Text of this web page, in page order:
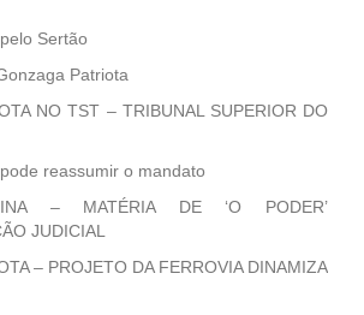
Sertão
Patriota
NO TST – TRIBUNAL SUPERIOR DO
reassumir o mandato
– MATÉRIA DE ‘O PODER’
JUDICIAL
– PROJETO DA FERROVIA DINAMIZA